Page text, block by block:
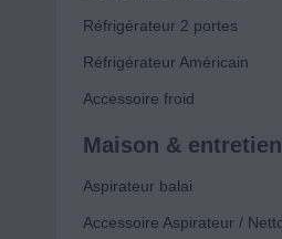
Réfrigérateur 2 portes
Réfrigérateur Américain
Accessoire froid
Maison & entretien
Aspirateur balai